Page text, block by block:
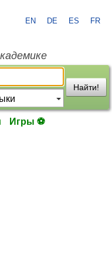
EN DE ES FR
Найти!
Игры ⚽